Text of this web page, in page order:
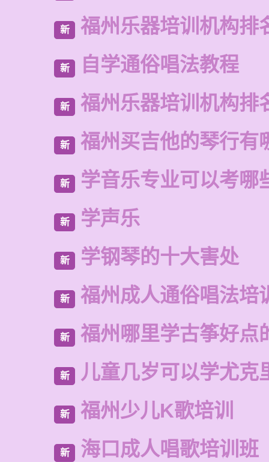
新 福州乐器培训机构排
新 自学通俗唱法教程
新 福州乐器培训机构排
新 福州买吉他的琴行有
新 学音乐专业可以考哪
新 学声乐
新 学钢琴的十大害处
新 福州成人通俗唱法培
新 福州哪里学古筝好点
新 儿童几岁可以学尤克
新 福州少儿K歌培训
新 海口成人唱歌培训班